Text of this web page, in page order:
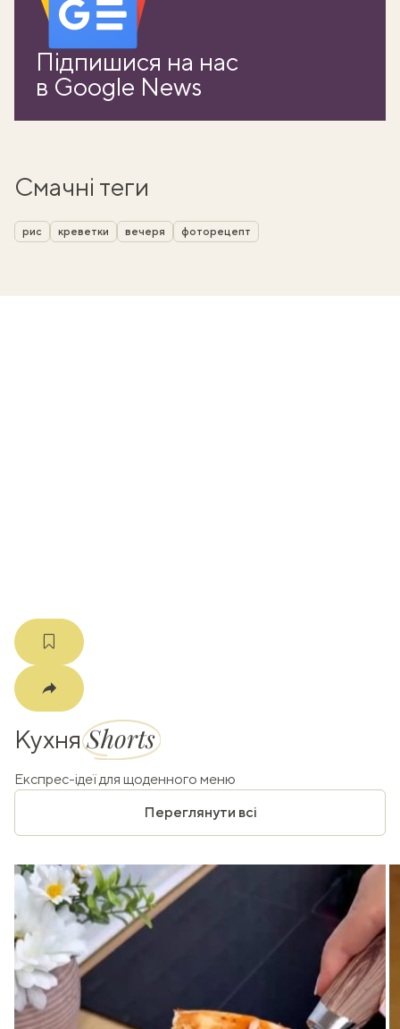
Підпишися на нас
в Google News
Смачні теги
рис креветки вечеря фоторецепт
КухняShorts
Експрес-ідеї для щоденного меню
Переглянути всі